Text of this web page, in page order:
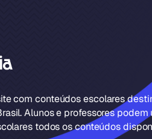
com conteúdos escolares
Alunos e professores
todos os conteúdos